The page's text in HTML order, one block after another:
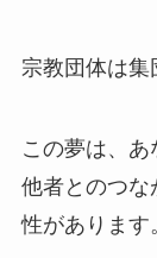
宗教団体は集
この夢は、あ
他者とのつな
性があります